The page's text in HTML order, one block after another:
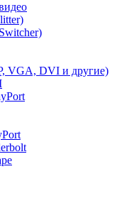
VGA, DVI и другие)